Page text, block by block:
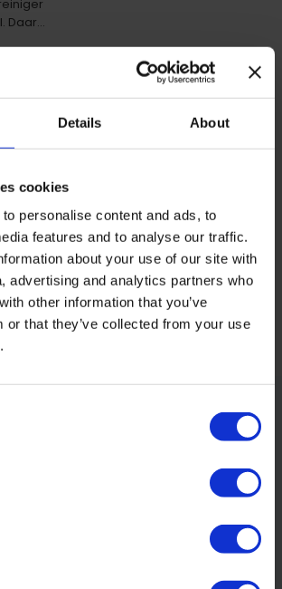
Details About
cookies
personalise content and ads, to
features and to analyse our traffic.
about your use of our site with
advertising and analytics partners who
other information that you’ve
or that they’ve collected from your use
Daar...
kiezen net als alle overige producten
meubelonderhoud. In dit geval dus
merknaam, waardoor wij het goedkoper
09:00 - 13:00